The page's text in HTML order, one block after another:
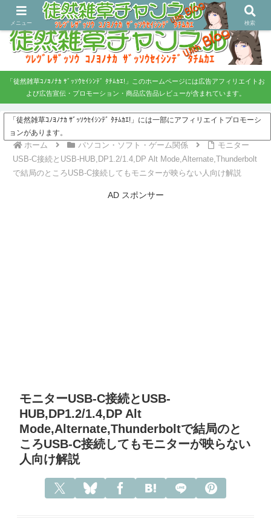
ツレヅレ・ザッソウ コノヨノナカ、ザッソウセイシンデタチムカエ！
「徒然雑草ｺﾉﾖﾉﾅｶ ｻﾞｯｿｳｾｲｼﾝﾃﾞ ﾀﾁﾑｶｴ!」このホームページには広告アフィリエイトお
よび広告宣伝・プロモーション・商品広告品レビューが含まれています。
「徒然雑草ｺﾉﾖﾉﾅｶ ｻﾞｯｿｳｾｲｼﾝﾃﾞ ﾀﾁﾑｶｴ!」には一部にアフィリエイトプロモーシ
ョンがあります。
ホーム パソコン・ソフト・ゲーム関係
モニター
USB-C接続とUSB-HUB,DP1.2/1.4,DP Alt Mode,Alternate,Thunderbolt
で結局のところUSB-C接続してもモニターが映らない人向け解説
AD スポンサー
モニターUSB-C接続とUSB-
HUB,DP1.2/1.4,DP Alt
Mode,Alternate,Thunderboltで結局のと
ころUSB-C接続してもモニターが映らない
人向け解説
メニュー 検索